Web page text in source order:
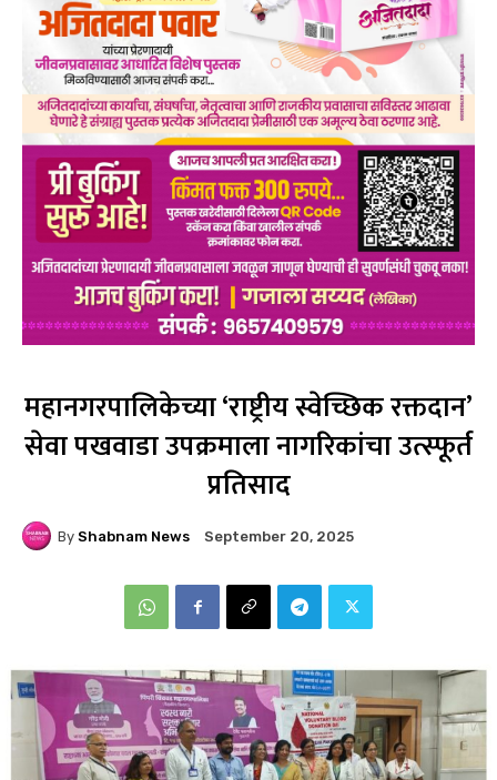
महानगरपालिकेच्या ‘राष्ट्रीय स्वेच्छिक रक्तदान’
सेवा पखवाडा उपक्रमाला नागरिकांचा उत्स्फूर्त
प्रतिसाद
By Shabnam News September 20, 2025